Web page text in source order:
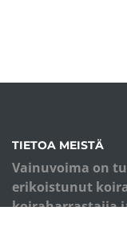
TIETOA MEISTÄ
Vainuvoima on
erikoistunut
koiraharrastajia